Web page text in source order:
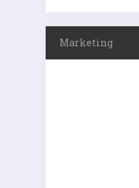
Marketing